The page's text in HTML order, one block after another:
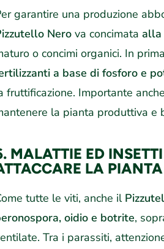
garantire una produzione
Nero va concimata alla
o concimi organici. In
a base di fosforo e
fruttificazione. Importante
la pianta produttiva e
MALATTIE ED
LA PIANTA
tutte le viti, anche il
oidio e botrite,
Tra i parassiti,